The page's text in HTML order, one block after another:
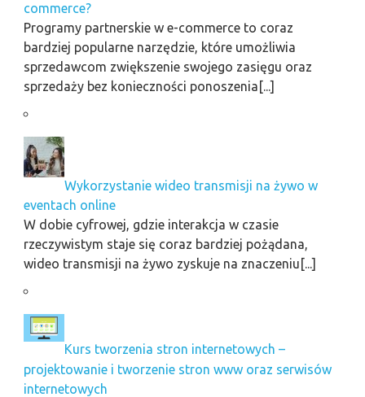
commerce?
Programy partnerskie w e-commerce to coraz
bardziej popularne narzędzie, które umożliwia
sprzedawcom zwiększenie swojego zasięgu oraz
sprzedaży bez konieczności ponoszenia[...]
Wykorzystanie wideo transmisji na żywo w
eventach online
W dobie cyfrowej, gdzie interakcja w czasie
rzeczywistym staje się coraz bardziej pożądana,
wideo transmisji na żywo zyskuje na znaczeniu[...]
Kurs tworzenia stron internetowych –
projektowanie i tworzenie stron www oraz serwisów
internetowych